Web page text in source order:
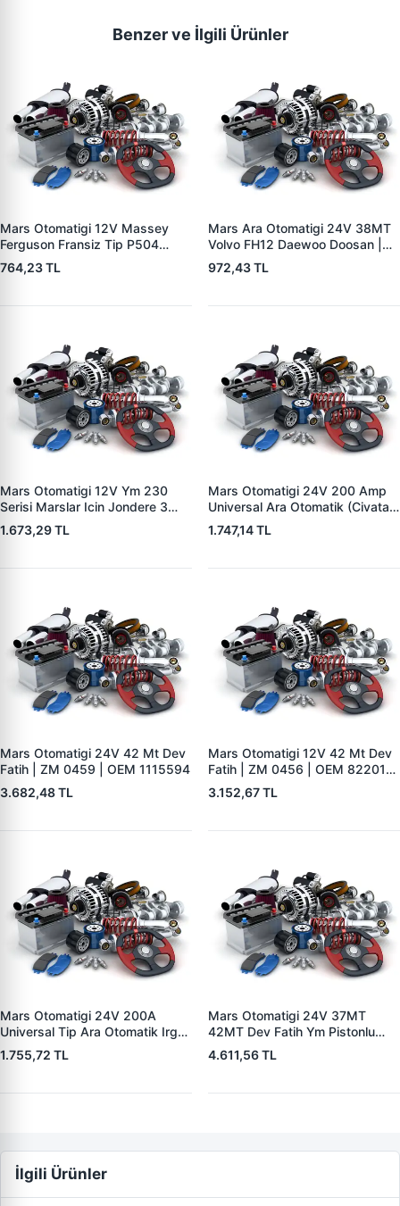
Benzer ve İlgili Ürünler
Mars Otomatigi 12V Massey
Ferguson Fransiz Tip P504
P505 Xxx | ZM 0560
764,23 TL
Mars Ara Otomatigi 24V 38MT
Volvo FH12 Daewoo Doosan |
ZM 4409 | OEM 10512097
972,43 TL
Mars Otomatigi 12V Ym 230
Serisi Marslar Icin Jondere 3
Delik | ZM 1653 | OEM
RE503357
1.673,29 TL
Mars Otomatigi 24V 200 Amp
Universal Ara Otomatik (Civatali)
| ZM 1404
1.747,14 TL
Mars Otomatigi 24V 42 Mt Dev
Fatih | ZM 0459 | OEM 1115594
3.682,48 TL
Mars Otomatigi 12V 42 Mt Dev
Fatih | ZM 0456 | OEM 82201-
5004 V1117553
2132X10456393
3.152,67 TL
Mars Otomatigi 24V 200A
Universal Tip Ara Otomatik Irgat
| ZM 0404
1.755,72 TL
Mars Otomatigi 24V 37MT
42MT Dev Fatih Ym Pistonlu
Bmc Profesyonel Catterpiller Is
Makinasi | ZM 0361 | OEM
4.611,56 TL
İlgili Ürünler